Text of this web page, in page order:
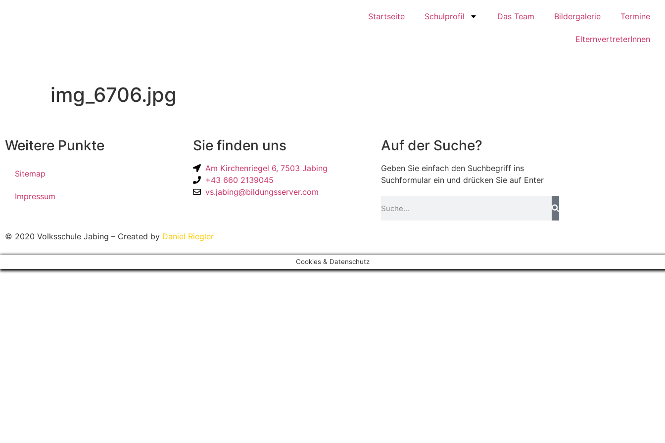
Startseite Schulprofil Das Team Bildergalerie Termine
ElternvertreterInnen
img_6706.jpg
Weitere Punkte
Sitemap
Impressum
Sie finden uns
Am Kirchenriegel 6, 7503 Jabing
+43 660 2139045
vs.jabing@bildungsserver.com
Auf der Suche?
Geben Sie einfach den Suchbegriff ins
Suchformular ein und drücken Sie auf Enter
© 2020 Volksschule Jabing – Created by Daniel Riegler
Cookies & Datenschutz